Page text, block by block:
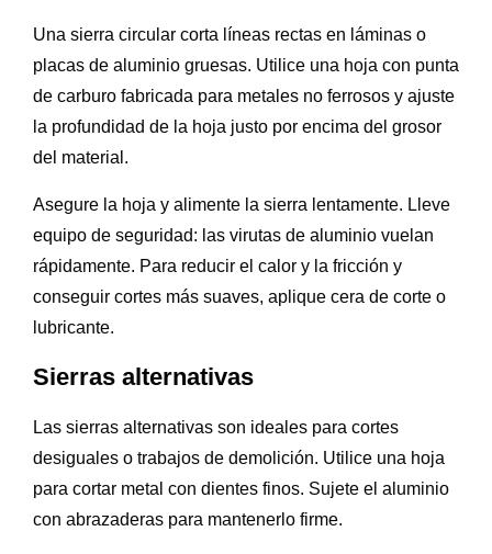
Una sierra circular corta líneas rectas en láminas o
placas de aluminio gruesas. Utilice una hoja con punta
de carburo fabricada para metales no ferrosos y ajuste
la profundidad de la hoja justo por encima del grosor
del material.
Asegure la hoja y alimente la sierra lentamente. Lleve
equipo de seguridad: las virutas de aluminio vuelan
rápidamente. Para reducir el calor y la fricción y
conseguir cortes más suaves, aplique cera de corte o
lubricante.
Sierras alternativas
Las sierras alternativas son ideales para cortes
desiguales o trabajos de demolición. Utilice una hoja
para cortar metal con dientes finos. Sujete el aluminio
con abrazaderas para mantenerlo firme.